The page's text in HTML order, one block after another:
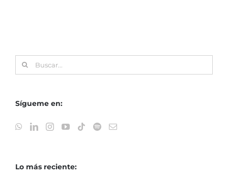
Buscar:
Sígueme en:
Lo más reciente: